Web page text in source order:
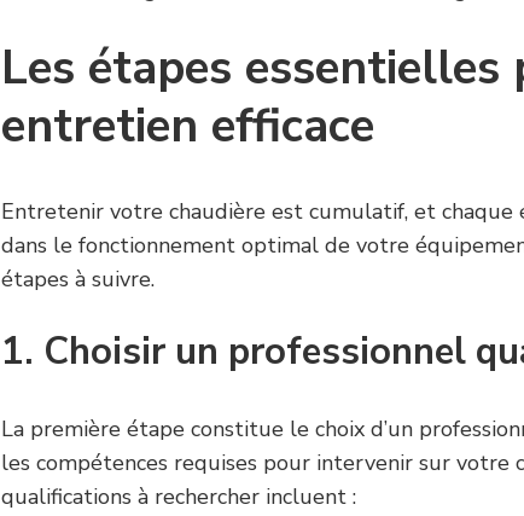
Les étapes essentielles
entretien efficace
Entretenir votre chaudière est cumulatif, et chaque
dans le fonctionnement optimal de votre
étapes à suivre.
1. Choisir un professionnel
La première étape constitue le choix d’un
les compétences requises pour intervenir sur votre
qualifications à rechercher incluent :